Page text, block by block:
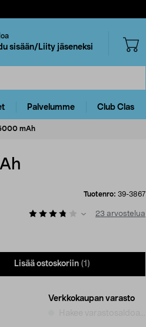
sisään/Liity jäseneksi
Palvelumme Club Clas
mAh
Tuotenro: 39-3867
23 arvostelua
Lisää ostoskoriin (1)
Verkkokaupan varasto